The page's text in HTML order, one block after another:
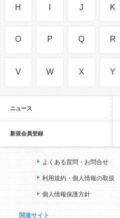
H J K
O P Q R
V W X Y
ニュース
新規会員登録
よくある質問・お問合せ
利用規約・個人情報の取扱
個人情報保護方針
関連サイト